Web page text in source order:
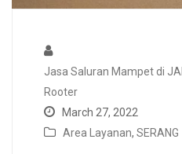
Jasa Saluran Mampet di
Rooter
March 27, 2022
Area Layanan, SERANG